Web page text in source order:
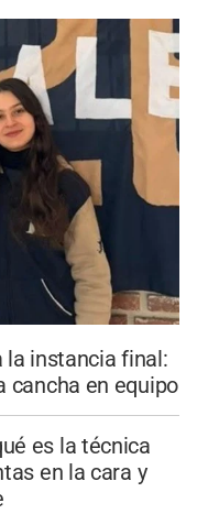
la instancia final:
cancha en equipo
es la técnica
en la cara y